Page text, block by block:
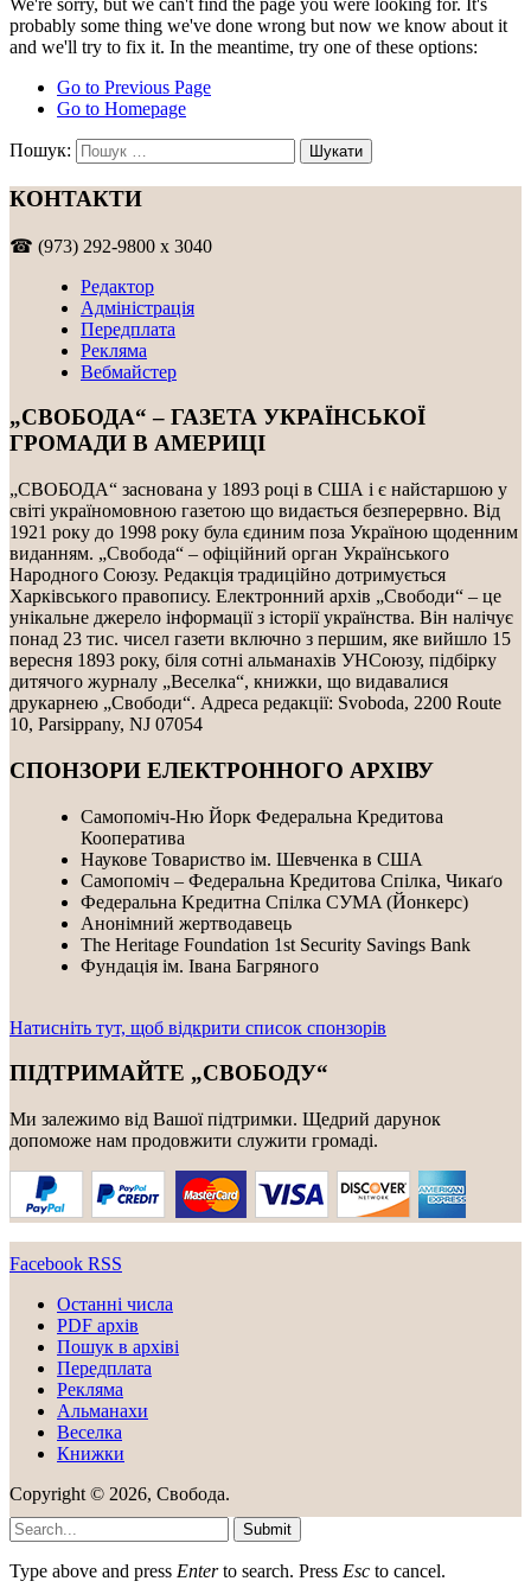
We're sorry, but we can't find the page you were looking for. It's
probably some thing we've done wrong but now we know about it
and we'll try to fix it. In the meantime, try one of these options:
Go to Previous Page
Go to Homepage
Пошук:
КОНТАКТИ
☎ (973) 292-9800 x 3040
Редактор
Адміністрація
Передплата
Рекляма
Вебмайстер
„СВОБОДА“ – ГАЗЕТА УКРАЇНСЬКОЇ
ГРОМАДИ В АМЕРИЦІ
„СВОБОДА“ заснована у 1893 році в США і є найстаршою у
світі україномовною газетою що видається безперервно. Від
1921 року до 1998 року була єдиним поза Україною щоденним
виданням. „Свобода“ – офіційний орган Українського
Народного Союзу. Редакція традиційно дотримується
Харківського правопису. Електронний архів „Свободи“ – це
унікальне джерело інформації з історії українства. Він налічує
понад 23 тис. чисел газети включно з першим, яке вийшло 15
вересня 1893 року, біля сотні альманахів УНСоюзу, підбірку
дитячого журналу „Веселка“, книжки, що видавалися
друкарнею „Свободи“. Адреса редакції: Svoboda, 2200 Route
10, Parsippany, NJ 07054
СПОНЗОРИ ЕЛЕКТРОННОГО АРХІВУ
Самопоміч-Ню Йорк Федеральна Кредитова
Кооператива
Наукове Товариство ім. Шевченка в США
Самопоміч – Федеральна Кредитова Спілка, Чикаґо
Федеральнa Kредитнa Спілка CУMA (Йонкерс)
Анонімний жертводавець
The Heritage Foundation 1st Security Savings Bank
Фундація ім. Івана Багряного
Натисніть тут, щоб відкрити список спонзорів
ПІДТРИМАЙТЕ „СВОБОДУ“
Ми залежимо від Вашої підтримки. Щедрий дарунок
допоможе нам продовжити служити громаді.
Facebook RSS
Останні числа
PDF архів
Пошук в архіві
Передплата
Рекляма
Альманахи
Веселка
Книжки
Copyright © 2026, Свобода.
Submit
Type above and press Enterto search. Press Esc to cancel.